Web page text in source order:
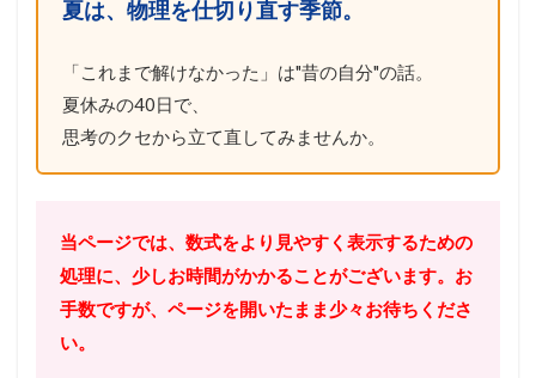
夏は、物理を仕切り直す季節。
「これまで解けなかった」は"昔の自分"の話。
夏休みの40日で、
思考のクセから立て直してみませんか。
当ページでは、数式をより見やすく表示するための
処理に、少しお時間がかかることがございます。お
手数ですが、ページを開いたまま少々お待ちくださ
い。